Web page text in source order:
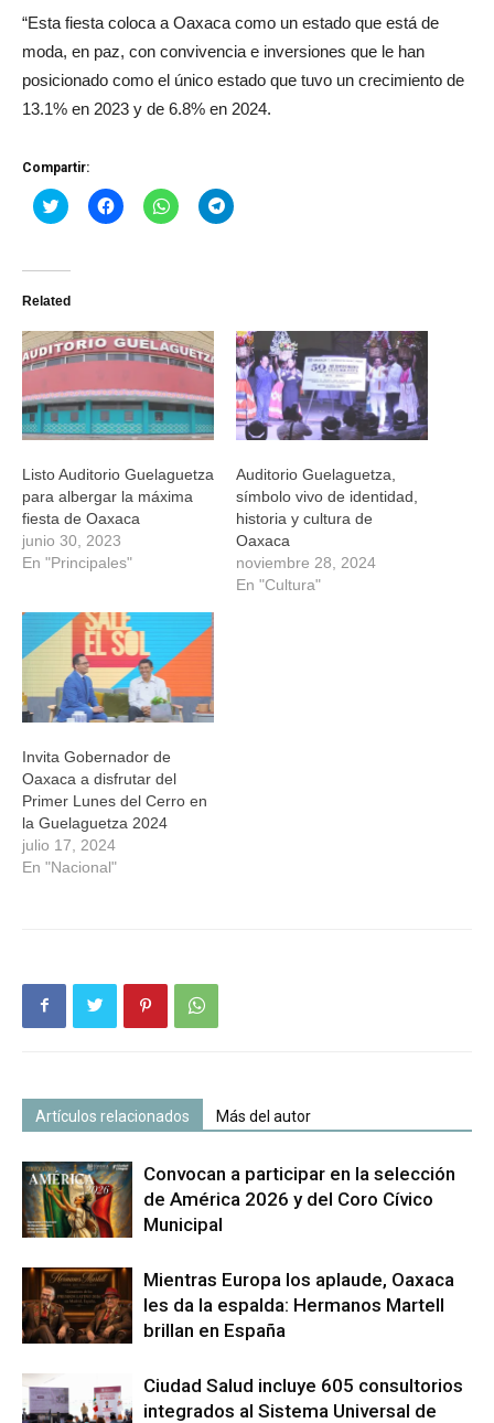
“Esta fiesta coloca a Oaxaca como un estado que está de
moda, en paz, con convivencia e inversiones que le han
posicionado como el único estado que tuvo un crecimiento de
13.1% en 2023 y de 6.8% en 2024.
Compartir:
Haz
clic
Twitter
abre
una
ventana
nueva)
Haz
clic
una
ventana
nueva)
Haz
clic
una
ventana
nueva)
Haz
clic
una
ventana
nueva)
Related
Listo Auditorio Guelaguetza
para albergar la máxima
fiesta de Oaxaca
junio 30, 2023
En "Principales"
Auditorio Guelaguetza,
símbolo vivo de identidad,
historia y cultura de
Oaxaca
noviembre 28, 2024
En "Cultura"
Invita Gobernador de
Oaxaca a disfrutar del
Primer Lunes del Cerro en
la Guelaguetza 2024
julio 17, 2024
En "Nacional"
Artículos relacionados Más del autor
Convocan a participar en la selección
de América 2026 y del Coro Cívico
Municipal
Mientras Europa los aplaude, Oaxaca
les da la espalda: Hermanos Martell
brillan en España
Ciudad Salud incluye 605 consultorios
integrados al Sistema Universal de